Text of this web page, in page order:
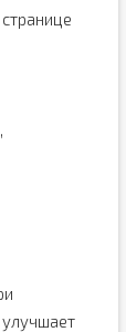
улучшает